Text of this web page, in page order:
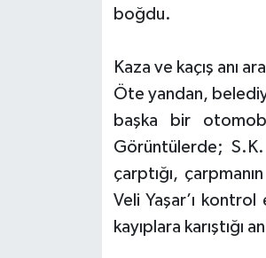
boğdu.
Kaza ve kaçış anı
Öte yandan,
başka bir
Görüntülerde;
çarptığı,
Veli Yaşar’ı
kayıplara karıştığı